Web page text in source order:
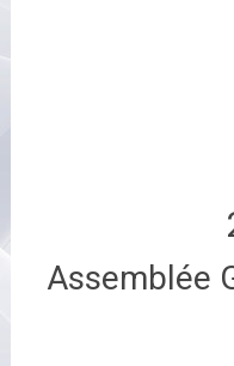
Assemblée